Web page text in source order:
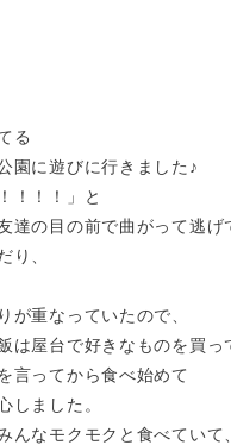
る
園に遊びに行きました♪
！！！」と
達の目の前で曲がって逃げ
り、
が重なっていたので、
は屋台で好きなものを買っ
言ってから食べ始めて
しました。
んなモクモクと食べていて